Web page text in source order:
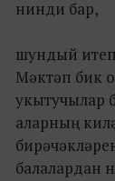
нинди бар,
шундый итеп
Мәктәп бик
укытучылар
аларның
балалардан